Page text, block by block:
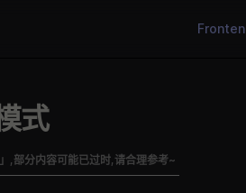
式
,部分内容可能已过时,请合理参考~